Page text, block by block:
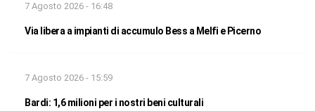
7 Agosto 2026 - 16:48
Via libera a impianti di accumulo Bess a Melfi e Picerno
7 Agosto 2026 - 15:59
Bardi: 1,6 milioni per i nostri beni culturali